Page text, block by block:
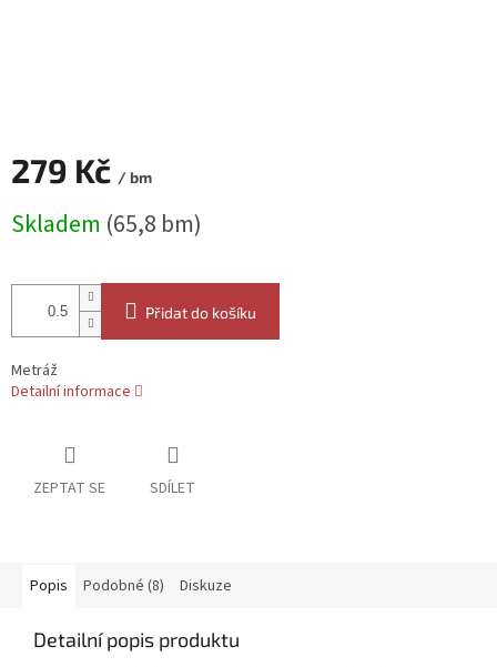
279 Kč / bm
cena:
Skladem (65,8 bm)
Přidat do košíku
Metráž
Detailní informace
ZEPTAT SE SDÍLET
Popis Podobné (8) Diskuze
Detailní popis produktu